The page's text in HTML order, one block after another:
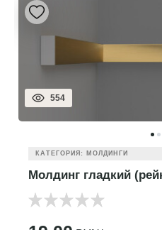
554
КАТЕГОРИЯ: МОЛДИНГИ
Молдинг гладкий